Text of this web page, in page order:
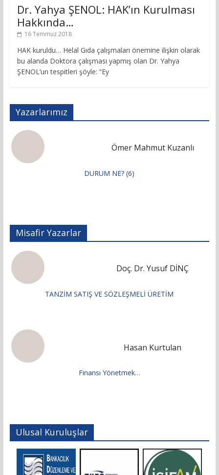
Dr. Yahya ŞENOL: HAK’ın Kurulması
Hakkında…
16 Temmuz 2018
HAK kuruldu… Helal Gıda çalışmaları önemine ilişkin olarak
bu alanda Doktora çalışması yapmış olan Dr. Yahya
ŞENOL’un tespitleri şöyle: “Ey
Yazarlarımız
Ömer Mahmut Kuzanlı
DURUM NE? (6)
Misafir Yazarlar
Doç. Dr. Yusuf DİNÇ
TANZİM SATIŞ VE SÖZLEŞMELİ ÜRETİM
Hasan Kurtulan
Finansı Yönetmek…
Ulusal Kuruluşlar